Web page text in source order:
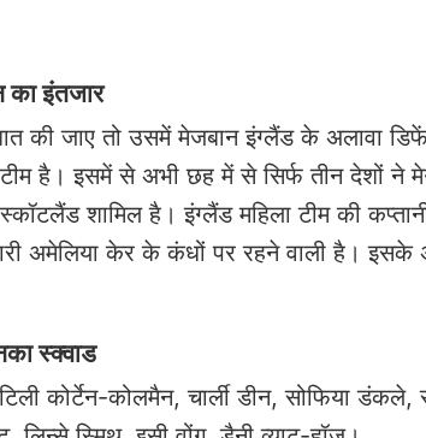
का इंतजार
की जाए तो उसमें मेजबान इंग्लैंड के अलावा
है। इसमें से अभी छह में से सिर्फ तीन देशों ने
शामिल है। इंग्लैंड महिला टीम की
अमेलिया केर के कंधों पर रहने वाली है।
स्क्वाड
कोर्टेन-कोलमैन, चार्ली डीन, सोफिया डंकले,